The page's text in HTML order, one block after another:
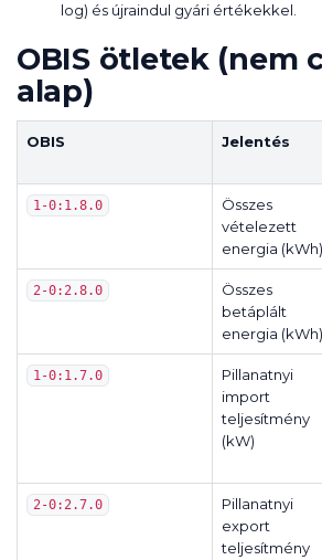
log) és újraindul gyári értékekkel.
OBIS ötletek (nem
alap)
OBIS Jelentés
1-0:1.8.0
Összes
vételezett
energia (kWh)
2-0:2.8.0
Összes
betáplált
energia (kWh)
1-0:1.7.0
Pillanatnyi
import
teljesítmény
(kW)
2-0:2.7.0
Pillanatnyi
export
teljesítmény